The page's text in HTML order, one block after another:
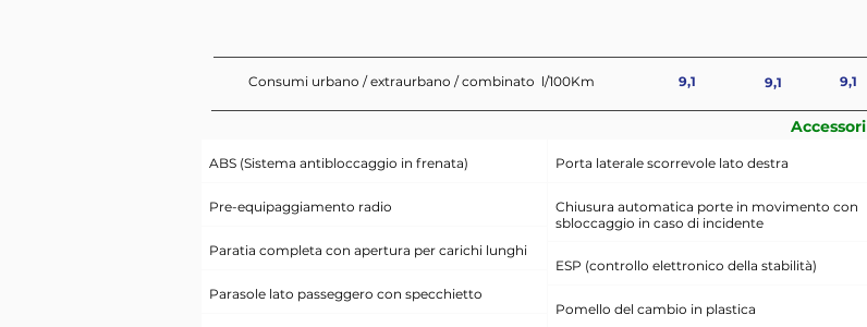
Consumi urbano / extraurbano / combinato l/100Km 9,1 9,1 9,1
Accessori
ABS (Sistema antibloccaggio in frenata)
Pre-equipaggiamento radio
Paratia completa con apertura per carichi lunghi
Parasole lato passeggero con specchietto
Porta laterale scorrevole lato destra
Chiusura automatica porte in movimento con
sbloccaggio in caso di incidente
ESP (controllo elettronico della stabilità)
Pomello del cambio in plastica